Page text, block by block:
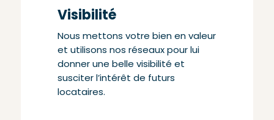
Visibilité
Nous mettons votre bien en valeur
et utilisons nos réseaux pour lui
donner une belle visibilité et
susciter l’intérêt de futurs
locataires.